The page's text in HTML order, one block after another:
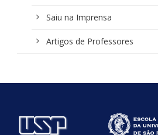
Saiu na Imprensa
Artigos de Professores